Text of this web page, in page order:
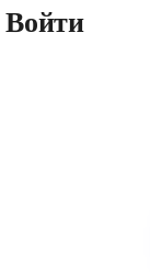
Войти